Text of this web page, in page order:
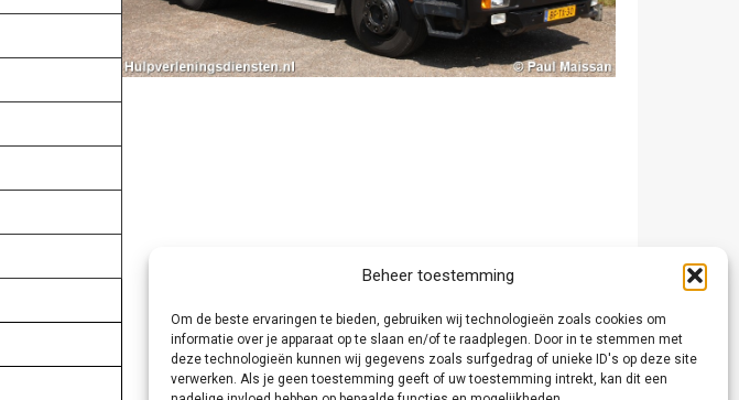
Beheer toestemming
Om de beste ervaringen te bieden, gebruiken wij technologieën zoals cookies om
informatie over je apparaat op te slaan en/of te raadplegen. Door in te stemmen met
deze technologieën kunnen wij gegevens zoals surfgedrag of unieke ID's op deze site
verwerken. Als je geen toestemming geeft of uw toestemming intrekt, kan dit een